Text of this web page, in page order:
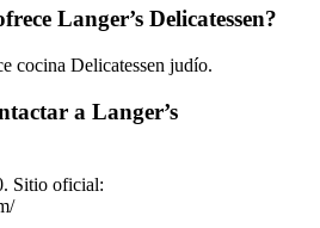
Langer’s Delicatessen?
cocina Delicatessen judío.
a Langer’s
Sitio oficial: